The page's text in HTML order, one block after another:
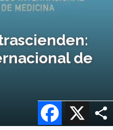
de
X
Facebook